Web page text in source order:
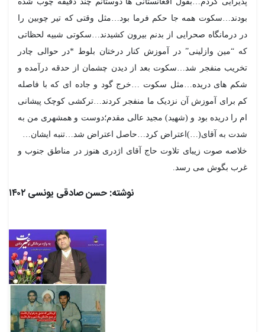
بودند…سکوت همه جا حکم فرما بود…مثل وقتی که تیر چوبین را
در درمانگاه صحرایی از بدنم بیرون کشیدند…سکوتی شبیه لحظاتی
که “مین وازلینی” در آموزش کنار درختان بلوط *در حوالی چادر
تخریب منفجر شد…سکوت بعد از دیدن چشمان از حدقه درآمده و
شکم های دریده…مثل سکوت …خرج گود و جاده ای که با فاصله
کم برای آموزش آن نزدیک ما منفجر کردند…ترکشی کوچک پیشانی
ام را دریده بود و (شهید) مجید عالی مقدم؛دوست و همشهری من به
شدت به آقای(…)اعتراض کرد…حاصل اعتراض شد…تنبه ایشان…
خلاصه صوت زیبای تلاوت حاج آقای اژدری هنوز در مناطق جنوب و
غرب بگوش می رسد.
نوشته: حسن صادقی یونسی ۱۴۰۲